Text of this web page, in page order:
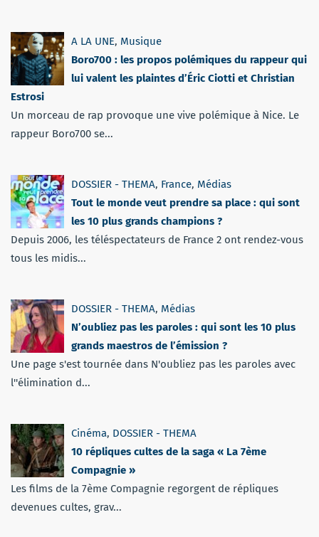
A LA UNE, Musique
Boro700 : les propos polémiques du rappeur qui
lui valent les plaintes d’Éric Ciotti et Christian
Estrosi
Un morceau de rap provoque une vive polémique à Nice. Le
rappeur Boro700 se...
DOSSIER - THEMA, France, Médias
Tout le monde veut prendre sa place : qui sont
les 10 plus grands champions ?
Depuis 2006, les téléspectateurs de France 2 ont rendez-vous
tous les midis...
DOSSIER - THEMA, Médias
N’oubliez pas les paroles : qui sont les 10 plus
grands maestros de l’émission ?
Une page s'est tournée dans N'oubliez pas les paroles avec
l''élimination d...
Cinéma, DOSSIER - THEMA
10 répliques cultes de la saga « La 7ème
Compagnie »
Les films de la 7ème Compagnie regorgent de répliques
devenues cultes, grav...